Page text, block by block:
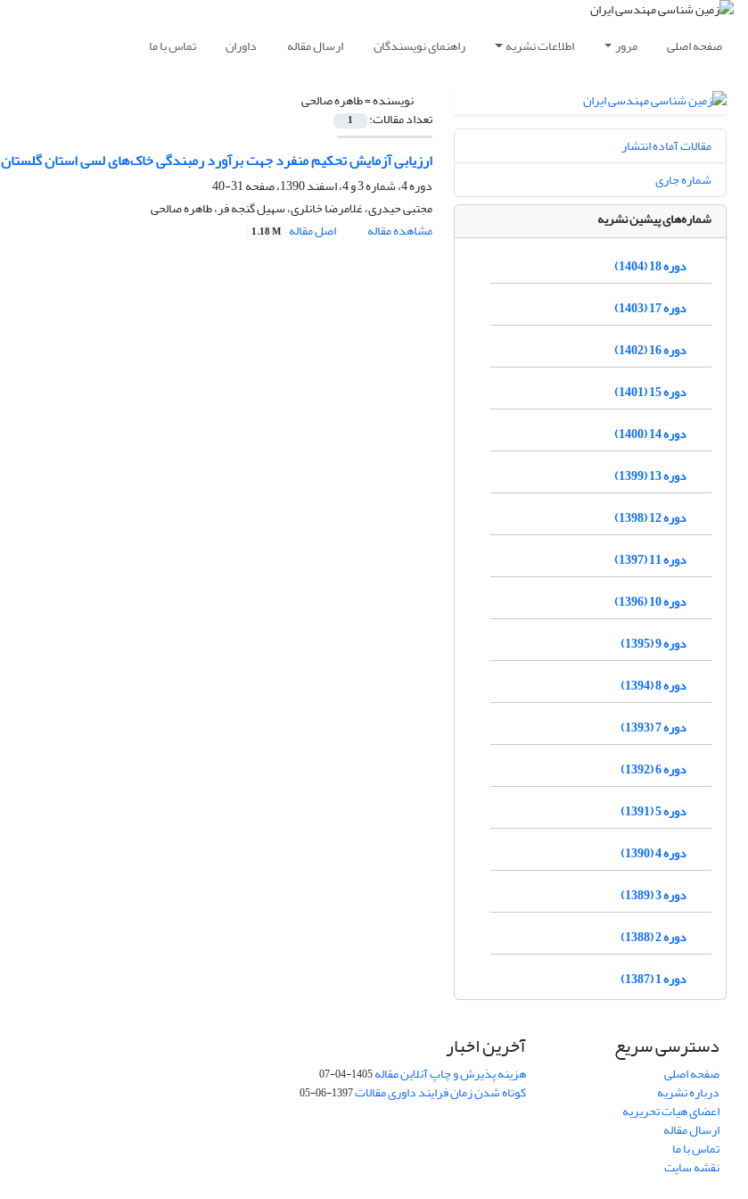
صفحه اصلی مرور اطلاعات نشریه راهنمای نویسندگان ارسال مقاله داوران تماس با ما
نویسنده =طاهره صالحی
تعداد مقالات: 1
ارزیابی آزمایش تحکیم منفرد جهت برآورد رمبندگی خاک‌های لسی استان گلستان
دوره 4، شماره 3 و 4، اسفند 1390، صفحه
31-40
مجتبی حیدری، غلامرضا خانلری، سهیل گنجه­ فر، طاهره صالحی
مشاهده مقاله
اصل مقاله 1.18 M
مقالات آماده انتشار
شماره جاری
شماره‌های پیشین نشریه
دوره 18 (1404)
دوره 17 (1403)
دوره 16 (1402)
دوره 15 (1401)
دوره 14 (1400)
دوره 13 (1399)
دوره 12 (1398)
دوره 11 (1397)
دوره 10 (1396)
دوره 9 (1395)
دوره 8 (1394)
دوره 7 (1393)
دوره 6 (1392)
دوره 5 (1391)
دوره 4 (1390)
دوره 3 (1389)
دوره 2 (1388)
دوره 1 (1387)
دسترسی سریع
صفحه اصلی
درباره نشریه
اعضای هیات تحریریه
ارسال مقاله
تماس با ما
نقشه سایت
آخرین اخبار
هزینه پذیرش و چاپ آنلاین مقاله1405-04-07
کوتاه شدن زمان فرایند داوری مقالات1397-06-05